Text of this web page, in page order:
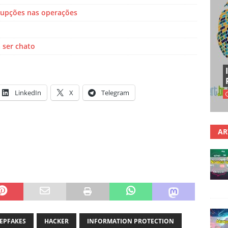
nas operações
chato
LinkedIn X Telegram
HACKER INFORMATION PROTECTION